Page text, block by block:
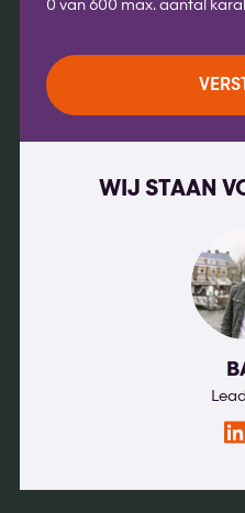
0 van 600 max. aantal
WIJ STAAN